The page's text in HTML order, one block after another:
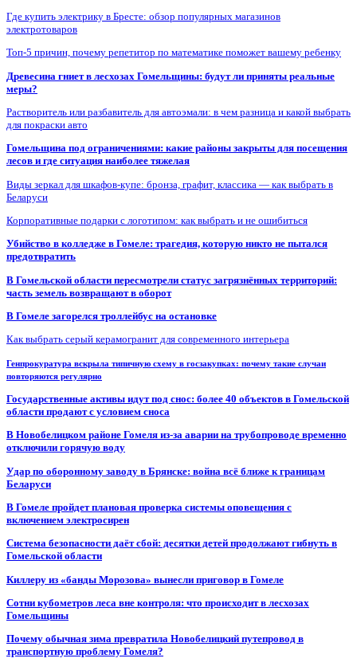
Где купить электрику в Бресте: обзор популярных магазинов
электротоваров
Топ-5 причин, почему репетитор по математике поможет вашему ребенку
Древесина гниет в лесхозах Гомельщины: будут ли приняты реальные
меры?
Растворитель или разбавитель для автоэмали: в чем разница и какой выбрать
для покраски авто
Гомельщина под ограничениями: какие районы закрыты для посещения
лесов и где ситуация наиболее тяжелая
Виды зеркал для шкафов-купе: бронза, графит, классика — как выбрать в
Беларуси
Корпоративные подарки с логотипом: как выбрать и не ошибиться
Убийство в колледже в Гомеле: трагедия, которую никто не пытался
предотвратить
В Гомельской области пересмотрели статус загрязнённых территорий:
часть земель возвращают в оборот
В Гомеле загорелся троллейбус на остановке
Как выбрать серый керамогранит для современного интерьера
Генпрокуратура вскрыла типичную схему в госзакупках: почему такие случаи
повторяются регулярно
Государственные активы идут под снос: более 40 объектов в Гомельской
области продают с условием сноса
В Новобелицком районе Гомеля из-за аварии на трубопроводе временно
отключили горячую воду
Удар по оборонному заводу в Брянске: война всё ближе к границам
Беларуси
В Гомеле пройдет плановая проверка системы оповещения с
включением электросирен
Система безопасности даёт сбой: десятки детей продолжают гибнуть в
Гомельской области
Киллеру из «банды Морозова» вынесли приговор в Гомеле
Сотни кубометров леса вне контроля: что происходит в лесхозах
Гомельщины
Почему обычная зима превратила Новобелицкий путепровод в
транспортную проблему Гомеля?